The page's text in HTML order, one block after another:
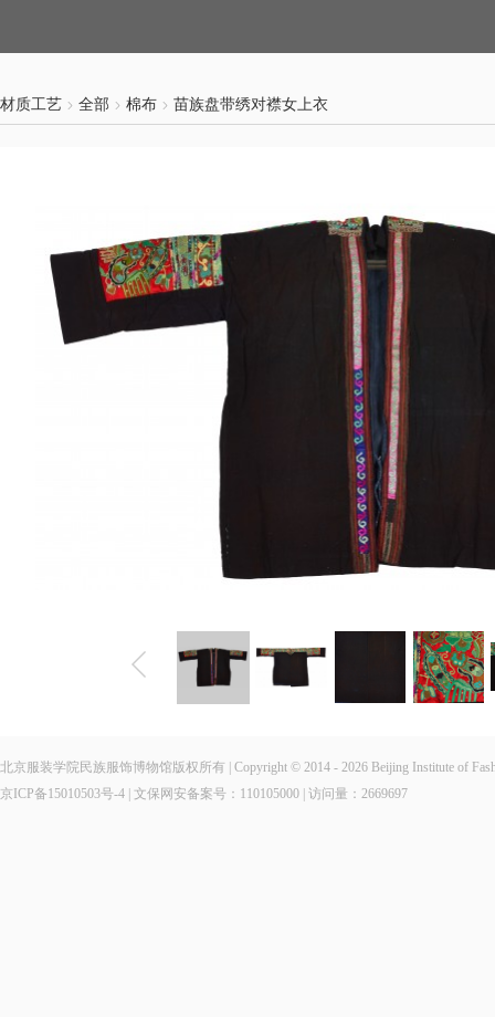
材质工艺 全部 棉布 苗族盘带绣对襟女上衣
北京服装学院民族服饰博物馆版权所有 | Copyright © 2014 - 2026 Beijing Institute of
京ICP备15010503号-4 | 文保网安备案号：110105000 | 访问量： 2669697